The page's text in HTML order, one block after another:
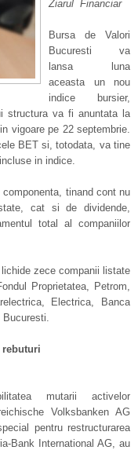
Ziarul Financiar
Bursa de Valori
Bucuresti va
lansa luna
aceasta un nou
indice bursier,
structura va fi anuntata la
vigoare pe 22 septembrie.
BET si, totodata, va tine
in indice.
tinand cont nu
cat si de dividende,
total al companiilor
zece companii listate
Proprietatea, Petrom,
Electrica, Banca
Bucuresti.
rebuturi
mutarii activelor
Volksbanken AG
pentru restructurarea
Bank International AG, au